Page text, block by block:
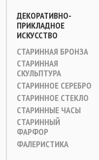
ДЕКОРАТИВНО-
ПРИКЛАДНОЕ
ИСКУССТВО
СТАРИННАЯ БРОНЗА
СТАРИННАЯ
СКУЛЬПТУРА
СТАРИННОЕ СЕРЕБРО
СТАРИННОЕ СТЕКЛО
СТАРИННЫЕ ЧАСЫ
СТАРИННЫЙ
ФАРФОР
ФАЛЕРИСТИКА